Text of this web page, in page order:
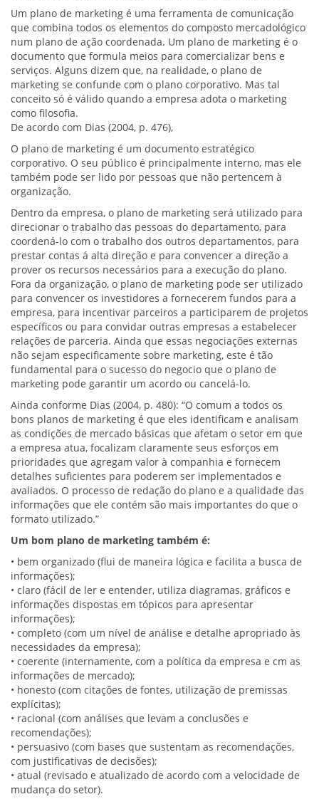
Um plano de marketing é uma ferramenta de comunicação
que combina todos os elementos do composto mercadológico
num plano de ação coordenada. Um plano de marketing é o
documento que formula meios para comercializar bens e
serviços. Alguns dizem que, na realidade, o plano de
marketing se confunde com o plano corporativo. Mas tal
conceito só é válido quando a empresa adota o marketing
como filosofia.
De acordo com Dias (2004, p. 476),
O plano de marketing é um documento estratégico
corporativo. O seu público é principalmente interno, mas ele
também pode ser lido por pessoas que não pertencem à
organização.
Dentro da empresa, o plano de marketing será utilizado para
direcionar o trabalho das pessoas do departamento, para
coordená-lo com o trabalho dos outros departamentos, para
prestar contas á alta direção e para convencer a direção a
prover os recursos necessários para a execução do plano.
Fora da organização, o plano de marketing pode ser utilizado
para convencer os investidores a fornecerem fundos para a
empresa, para incentivar parceiros a participarem de projetos
específicos ou para convidar outras empresas a estabelecer
relações de parceria. Ainda que essas negociações externas
não sejam especificamente sobre marketing, este é tão
fundamental para o sucesso do negocio que o plano de
marketing pode garantir um acordo ou cancelá-lo.
Ainda conforme Dias (2004, p. 480): “O comum a todos os
bons planos de marketing é que eles identificam e analisam
as condições de mercado básicas que afetam o setor em que
a empresa atua, focalizam claramente seus esforços em
prioridades que agregam valor à companhia e fornecem
detalhes suficientes para poderem ser implementados e
avaliados. O processo de redação do plano e a qualidade das
informações que ele contém são mais importantes do que o
formato utilizado.”
Um bom plano de marketing também é:
• bem organizado (flui de maneira lógica e facilita a busca de
informações);
• claro (fácil de ler e entender, utiliza diagramas, gráficos e
informações dispostas em tópicos para apresentar
informações);
• completo (com um nível de análise e detalhe apropriado às
necessidades da empresa);
• coerente (internamente, com a política da empresa e cm as
informações de mercado);
• honesto (com citações de fontes, utilização de premissas
explícitas);
• racional (com análises que levam a conclusões e
recomendações);
• persuasivo (com bases que sustentam as recomendações,
com justificativas de decisões);
• atual (revisado e atualizado de acordo com a velocidade de
mudança do setor).